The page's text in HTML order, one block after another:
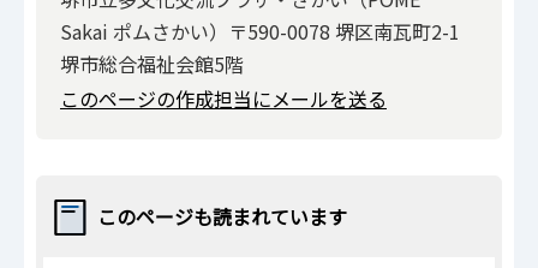
Sakai ポムさかい）〒590-0078 堺区南瓦町2-1
堺市総合福祉会館5階
このページの作成担当にメールを送る
このページも読まれています